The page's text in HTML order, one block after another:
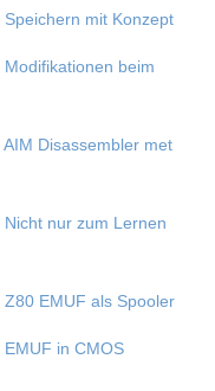
mit Konzept
beim
Disassembler met
Nicht nur zum Lernen
EMUF als Spooler
in CMOS